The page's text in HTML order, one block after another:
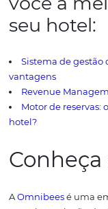
estadia como
restaurante, entre
para o hoteleiro,
Ou ainda concluir
telefone.
hotel?